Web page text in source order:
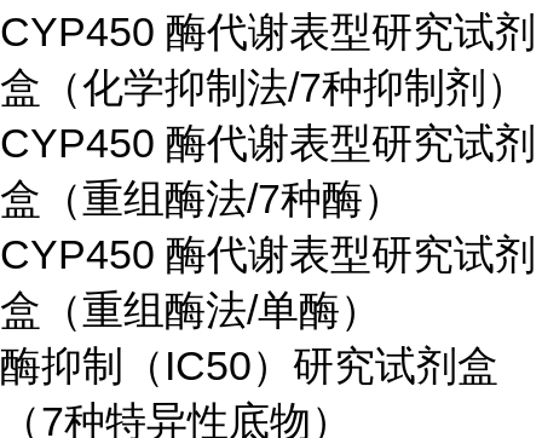
CYP450 酶代谢表型研究试剂
盒（化学抑制法/7种抑制剂）
CYP450 酶代谢表型研究试剂
盒（重组酶法/7种酶）
CYP450 酶代谢表型研究试剂
盒（重组酶法/单酶）
酶抑制（IC50）研究试剂盒
（7种特异性底物）